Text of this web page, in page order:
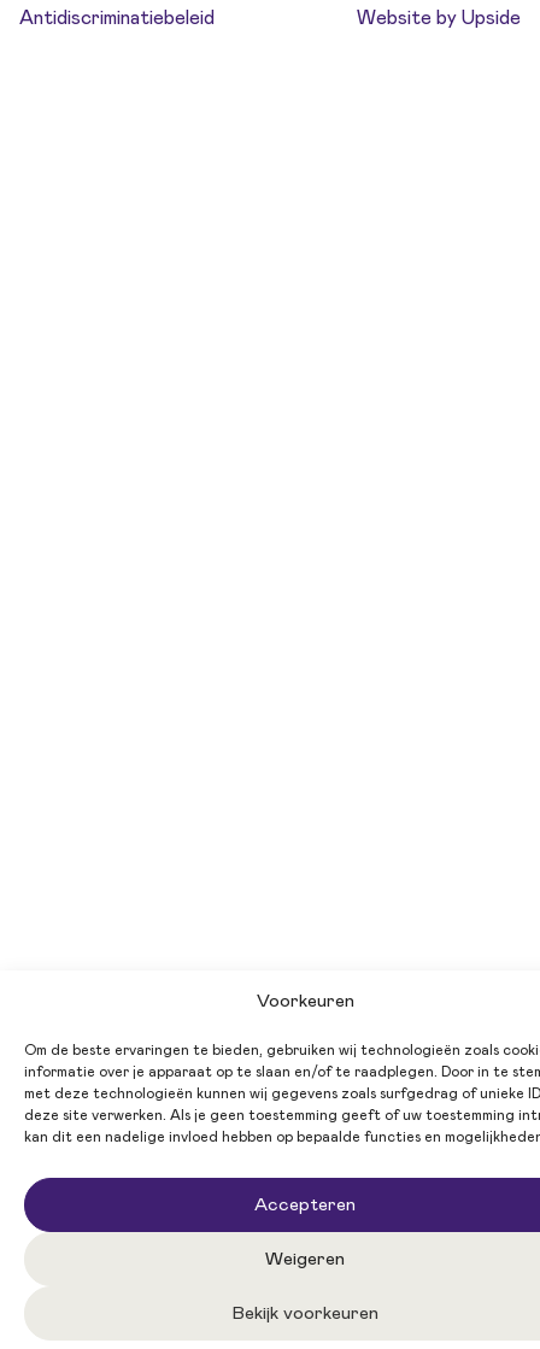
Voorkeuren
Om de beste ervaringen te bieden, gebruiken wij technologieën zoals
informatie over je apparaat op te slaan en/of te raadplegen. Door in te
met deze technologieën kunnen wij gegevens zoals surfgedrag of unieke
deze site verwerken. Als je geen toestemming geeft of uw toestemming
kan dit een nadelige invloed hebben op bepaalde functies en
Accepteren
Weigeren
Bekijk voorkeuren
Antidiscriminatiebeleid
Website by Upside